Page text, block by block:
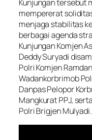
Kunjungan tersebut
mempererat
menjaga stabilitas
berbagai agenda
Kunjungan Komjen
Deddy Suryadi
Polri Komjen
Wadankorbrimob
Danpas Pelopor
Mangkurat PPJ,
Polri Brigjen Mulyadi.